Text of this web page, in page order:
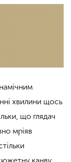
хвилини щось
що глядач
мріяв